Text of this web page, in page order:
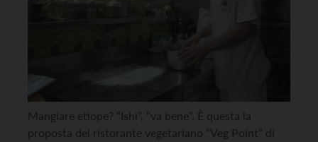
Mangiare etiope? “Ishi”, “va bene”. È questa la
proposta del ristorante vegetariano “Veg Point” di